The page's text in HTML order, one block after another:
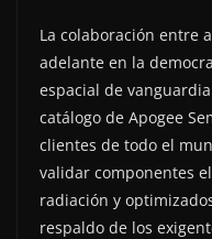
La colaboración entre
adelante en la
espacial de
catálogo de Apogee
clientes de todo el
validar componentes
radiación y
respaldo de los